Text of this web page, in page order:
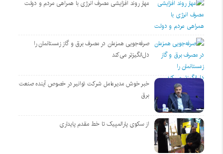
مهار روند افزایشی مصرف انرژی با همراهی مردم و دولت
صرفه‌جویی همزمان در مصرف برق و گاز زمستانمان را
دل‌انگیزتر می‌کند
خبر خوش مدیرعامل شرکت توانیر در خصوص آینده صنعت
برق
از سکوی پارالمپیک تا خط مقدم پایداری